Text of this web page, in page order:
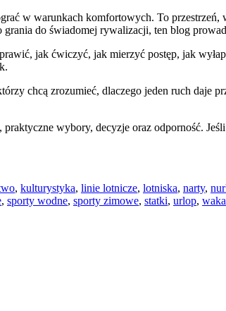
w warunkach komfortowych. To
do świadomej rywalizacji, ten blog
jak ćwiczyć, jak mierzyć postęp, jak
chcą zrozumieć, dlaczego jeden ruch daje
wybory, decyzje oraz odporność.
, kulturystyka, linie lotnicze, lotniska, narty,
, sporty wodne, sporty zimowe, statki, urlop,